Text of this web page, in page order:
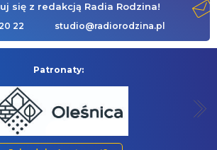
się z redakcją Radia Rodzina!
22 studio@radiorodzina.pl
Patronaty: